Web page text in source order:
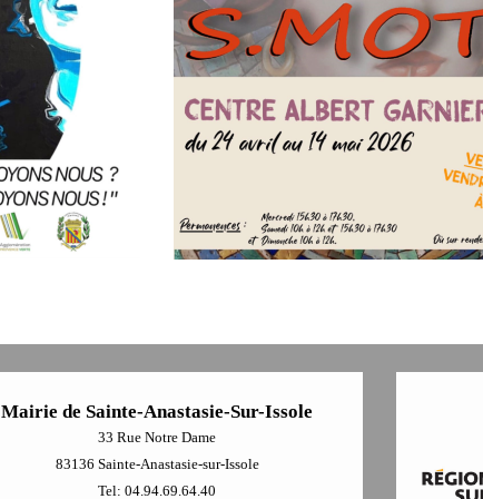
Mairie de Sainte-Anastasie-Sur-Issole
33 Rue Notre Dame
83136 Sainte-Anastasie-sur-Issole
Tel: 04.94.69.64.40